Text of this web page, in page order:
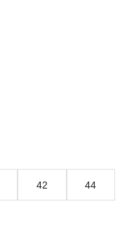
42 44